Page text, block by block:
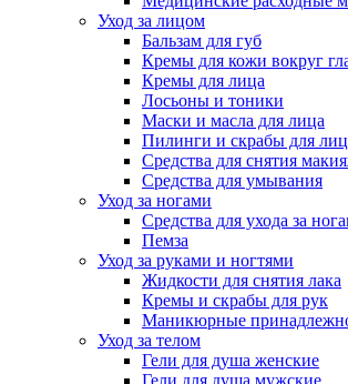
Уход за лицом
Бальзам для губ
Кремы для кожи вокруг
Кремы для лица
Лосьоны и тоники
Маски и масла для лица
Пилинги и скрабы для
Средства для снятия
Средства для умывания
Уход за ногами
Средства для ухода за
Пемза
Уход за руками и ногтями
Жидкости для снятия лака
Кремы и скрабы для рук
Маникюрные
Уход за телом
Гели для душа женские
Гели для душа мужские